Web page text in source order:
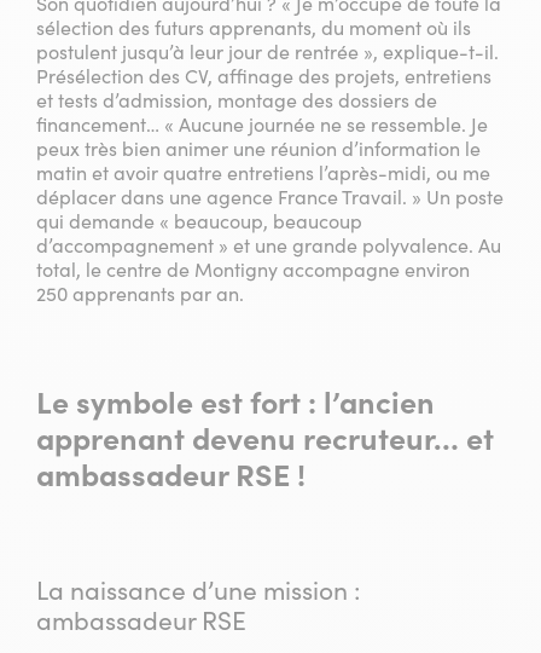
sélection des futurs apprenants, du moment où ils
postulent jusqu’à leur jour de rentrée », explique-t-il.
Présélection des CV, affinage des projets, entretiens
et tests d’admission, montage des dossiers de
financement… « Aucune journée ne se ressemble. Je
peux très bien animer une réunion d’information le
matin et avoir quatre entretiens l’après-midi, ou me
déplacer dans une agence France Travail. » Un poste
qui demande « beaucoup, beaucoup
d’accompagnement » et une grande polyvalence. Au
total, le centre de Montigny accompagne environ
250 apprenants par an.
Le symbole est fort : l’ancien
apprenant devenu recruteur… et
ambassadeur RSE !
La naissance d’une mission :
ambassadeur RSE